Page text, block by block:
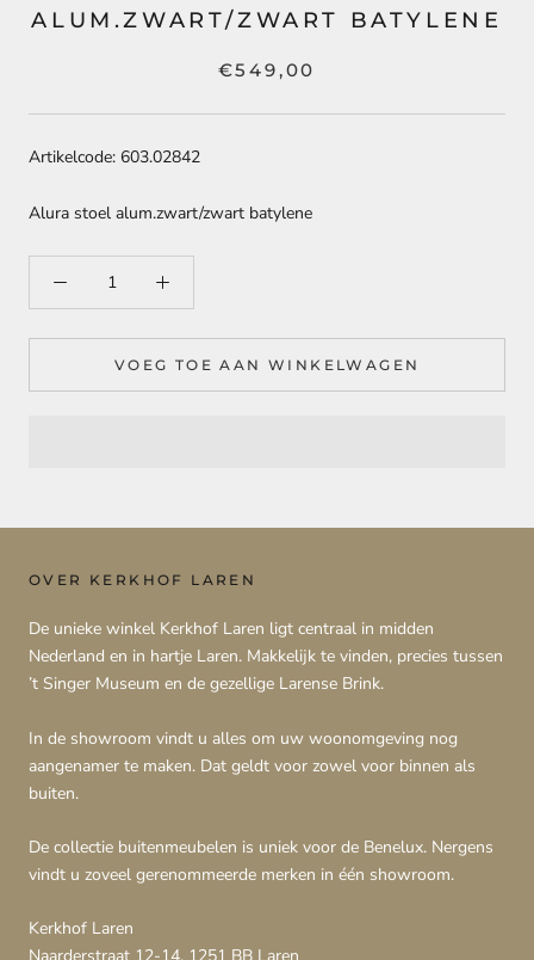
ALUM.ZWART/ZWART BATYLENE
€549,00
Artikelcode: 603.02842
Alura stoel alum.zwart/zwart batylene
VOEG TOE AAN WINKELWAGEN
OVER KERKHOF LAREN
De unieke winkel Kerkhof Laren ligt centraal in midden
Nederland en in hartje Laren. Makkelijk te vinden, precies tussen
’t Singer Museum en de gezellige Larense Brink.
In de showroom vindt u alles om uw woonomgeving nog
aangenamer te maken. Dat geldt voor zowel voor binnen als
buiten.
De collectie buitenmeubelen is uniek voor de Benelux. Nergens
vindt u zoveel gerenommeerde merken in één showroom.
Kerkhof Laren